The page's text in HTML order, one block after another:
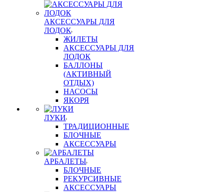
АКСЕССУАРЫ ДЛЯ
ЛОДОК
ЖИЛЕТЫ
АКСЕССУАРЫ ДЛЯ
ЛОДОК
БАЛЛОНЫ
(АКТИВНЫЙ
ОТДЫХ)
НАСОСЫ
ЯКОРЯ
ЛУКИ
ТРАДИЦИОННЫЕ
БЛОЧНЫЕ
АКСЕССУАРЫ
АРБАЛЕТЫ
БЛОЧНЫЕ
РЕКУРСИВНЫЕ
АКСЕССУАРЫ